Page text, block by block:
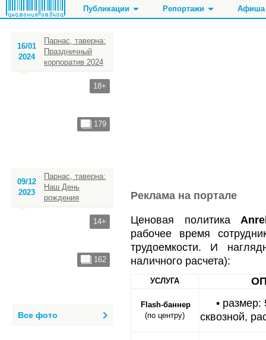
Публикации Репортажи Афиша
Реклама на портале
Ценовая политика
рабочее время
трудоемкости. И
наличного расчета):
УСЛУГА
Flash-баннер
(по центру)
• размер:
сквозной,
16/01
2024
Парнас, таверна:
Праздничный
корпоратив 2024
18+
179
09/12
2023
Парнас, таверна:
Наш День
рождения
14+
162
Все фото